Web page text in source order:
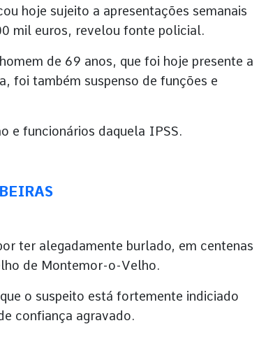
hoje sujeito a apresentações semanais
mil euros, revelou fonte policial.
de 69 anos, que foi hoje presente a
foi também suspenso de funções e
e funcionários daquela IPSS.
ter alegadamente burlado, em centenas
de Montemor-o-Velho.
o suspeito está fortemente indiciado
confiança agravado.